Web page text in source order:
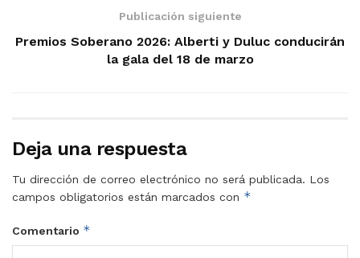
Publicación siguiente
Premios Soberano 2026: Alberti y Duluc conducirán
la gala del 18 de marzo
Deja una respuesta
Tu dirección de correo electrónico no será publicada. Los
campos obligatorios están marcados con *
Comentario *